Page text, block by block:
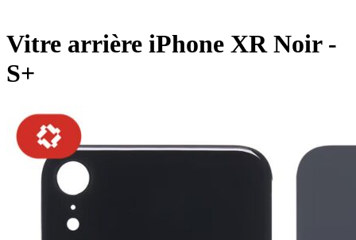
Vitre arrière iPhone XR Noir -
S+